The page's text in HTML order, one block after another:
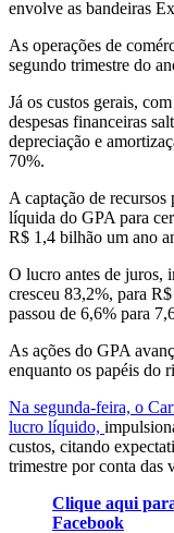
envolve as bandeiras
As operações de
segundo trimestre do
Já os custos gerais,
despesas financeiras
depreciação e
70%.
A captação de
líquida do GPA para
R$ 1,4 bilhão um ano
O lucro antes de juros,
cresceu 83,2%, para
passou de 6,6% para
As ações do GPA
enquanto os papéis do
Na segunda-feira, o
lucro líquido,
custos, citando
trimestre por conta das
Clique aqui
Facebook